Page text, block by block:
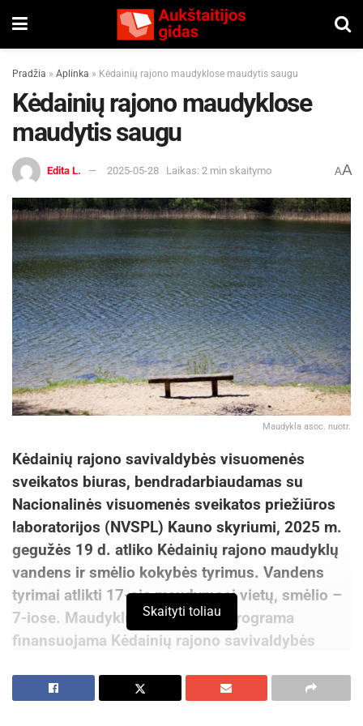
Pradžia » Aplinka » Kėdainių rajono maudyklose maudytis saugu
Kėdainių rajono maudyklose
maudytis saugu
Edita L. 2025-05-28 Laikas: 2 min skaitymo AA
Maudykla asoc. nuotr.
Kėdainių rajono savivaldybės visuomenės
sveikatos biuras, bendradarbiaudamas su
Nacionalinės visuomenės sveikatos priežiūros
laboratorijos (NVSPL) Kauno skyriumi, 2025 m.
gegužės 19 d. atliko Kėdainių rajono maudyklų
vandens ir smėlio kokybės tyrimus. Vandens
tyrimai atlikti 17-oje maudymosi vietų, smėlio –
7-iose. Maudyklų monitoringo programa
finansuojama Kėdainių rajono savivaldybės
programos lėšomis.
Skaityti toliau